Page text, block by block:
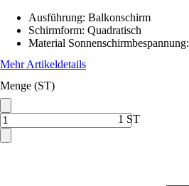
Ausführung: Balkonschirm
Schirmform: Quadratisch
Material Sonnenschirmbespannung:
Mehr Artikeldetails
Menge (ST)
1 ST